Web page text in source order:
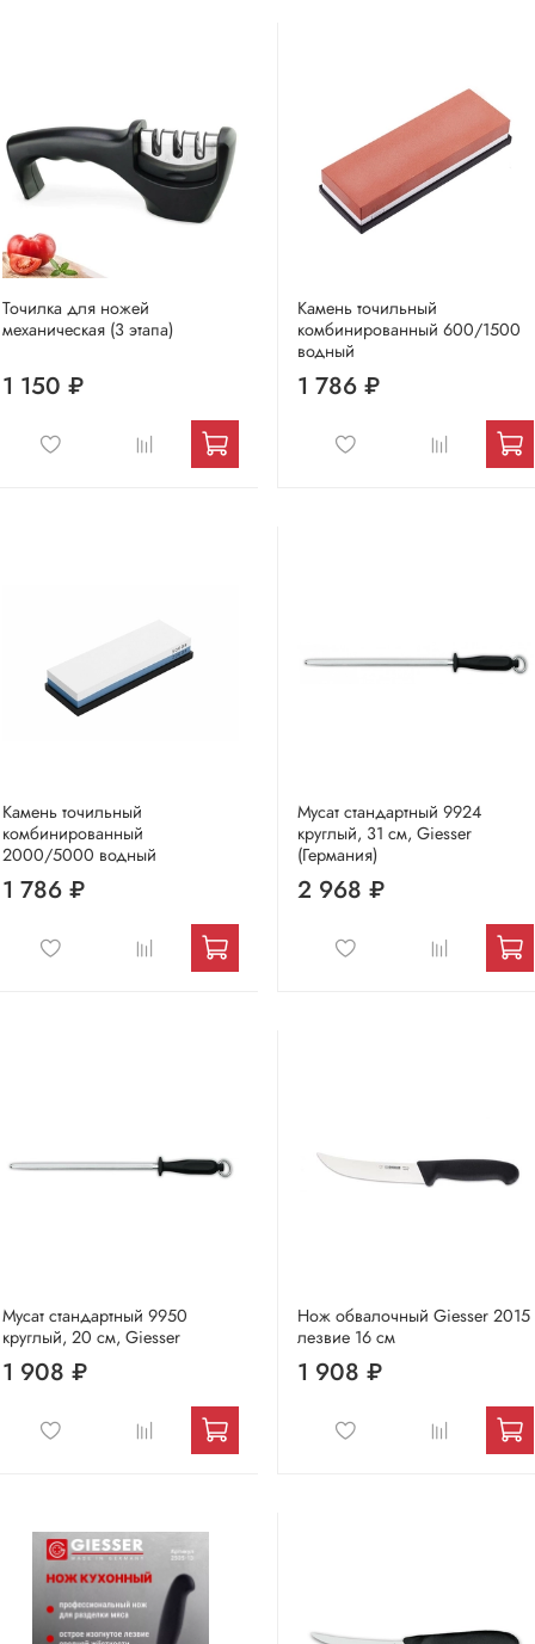
Точилка для ножей
механическая (3 этапа)
1 150 ₽
Камень точильный
комбинированный 600/1500
водный
1 786 ₽
Камень точильный
комбинированный
2000/5000 водный
1 786 ₽
Мусат стандартный 9924
круглый, 31 см, Giesser
(Германия)
2 968 ₽
Мусат стандартный 9950
круглый, 20 см, Giesser
1 908 ₽
Нож обвалочный Giesser 2015
лезвие 16 см
1 908 ₽